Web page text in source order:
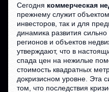
Сегодня коммерческая
прежнему служит
инвесторов, так и для
динамика развития
регионов и объектов
утверждают, что в
спада цен на нежилые
стоимость квадратных
докризисном уровне. Эта
том, что последствия